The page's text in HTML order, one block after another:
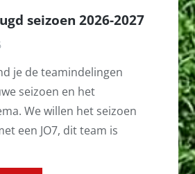
seizoen 2026-2027
je de teamindelingen
seizoen en het
We willen het seizoen
een JO7, dit team is